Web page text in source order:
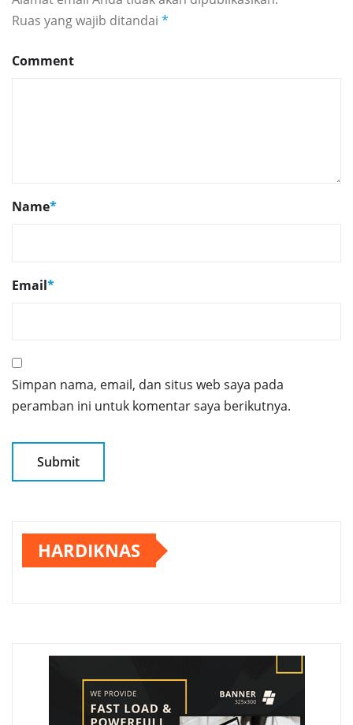
Ruas yang wajib ditandai *
Comment
Name*
Email*
Simpan nama, email, dan situs web saya pada
peramban ini untuk komentar saya berikutnya.
HARDIKNAS